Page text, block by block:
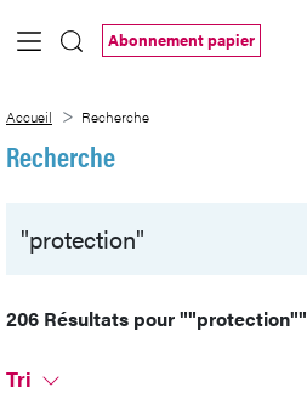
Saut au contenu principal
Abonnement papier
Accueil Recherche
Recherche
206 Résultats pour""protection""
Tri